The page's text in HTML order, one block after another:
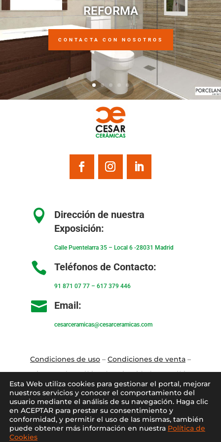
REFORMA
CONTACTA CON NOSOTROS

Dirección de nuestra
Exposición:
Calle Puentelarra 35 – Local 6 -28031 Madrid
 Teléfonos de Contacto:
91 871 07 77– 617 379 446
 Email:
cesarceramicas@cesarceramicas.com
Condiciones de uso– Condiciones de venta–
Aviso Legal–Política de privacidad –Política
de cookies
Blog–Contacto–Conócenos –Mi Cuenta
Esta Web utiliza cookies para gestionar el portal, mejorar
nuestros servicios y conocer el comportamiento del
usuario mediante el análisis de su navegación. Haga clic
en ACEPTAR para prestar su consentimiento y
conformidad, y permitir el uso de las mismas, también
puede obtener más información en nuestra Política de
Cookies